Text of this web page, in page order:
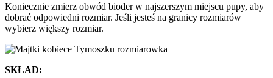
Koniecznie zmierz obwód bioder w najszerszym miejscu pupy, aby
dobrać odpowiedni rozmiar. Jeśli jesteś na granicy rozmiarów
wybierz większy rozmiar.
SKŁAD: